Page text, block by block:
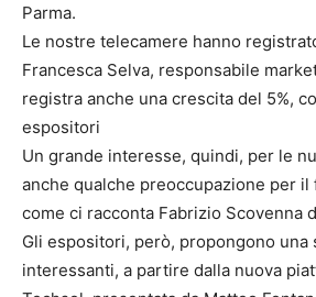
Parma.
Le nostre telecamere hanno
Francesca Selva, responsabile
registra anche una crescita del 5%,
espositori
Un grande interesse, quindi, per le
anche qualche preoccupazione per
come ci racconta Fabrizio Scovenna
Gli espositori, però, propongono una
interessanti, a partire dalla nuova